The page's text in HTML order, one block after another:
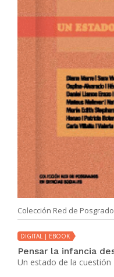
Colección Red de
DIGITAL | EBOOK
Pensar la infancia
Un estado de la cuestión